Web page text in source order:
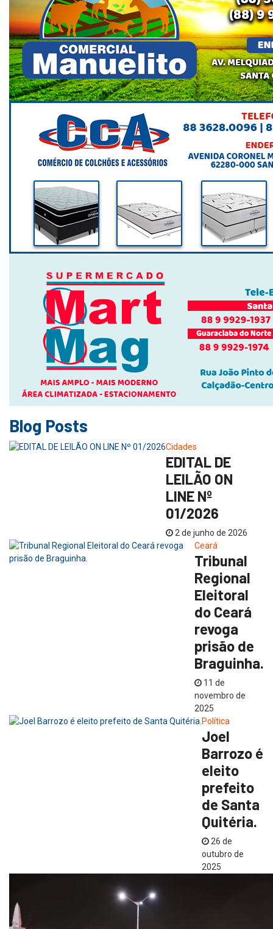
Blog Posts
Cidades
EDITAL DE
LEILÃO ON
LINE Nº
01/2026
2 de junho de 2026
Ceará
Tribunal
Regional
Eleitoral
do Ceará
revoga
prisão de
Braguinha.
11 de
novembro de
2025
Política
Joel
Barrozo é
eleito
prefeito
de Santa
Quitéria.
26 de
outubro de
2025